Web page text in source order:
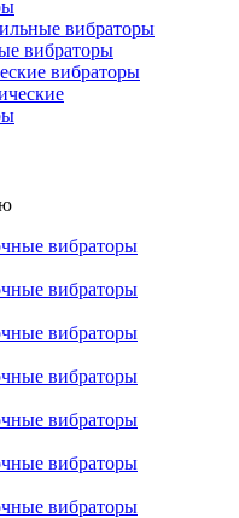
вибраторы
вибраторы
вибраторы
вибраторы
вибраторы
вибраторы
вибраторы
вибраторы
вибраторы
вибраторы